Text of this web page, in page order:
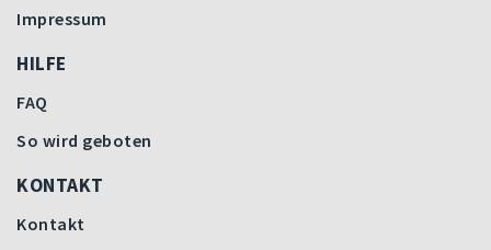
Impressum
HILFE
FAQ
So wird geboten
KONTAKT
Kontakt